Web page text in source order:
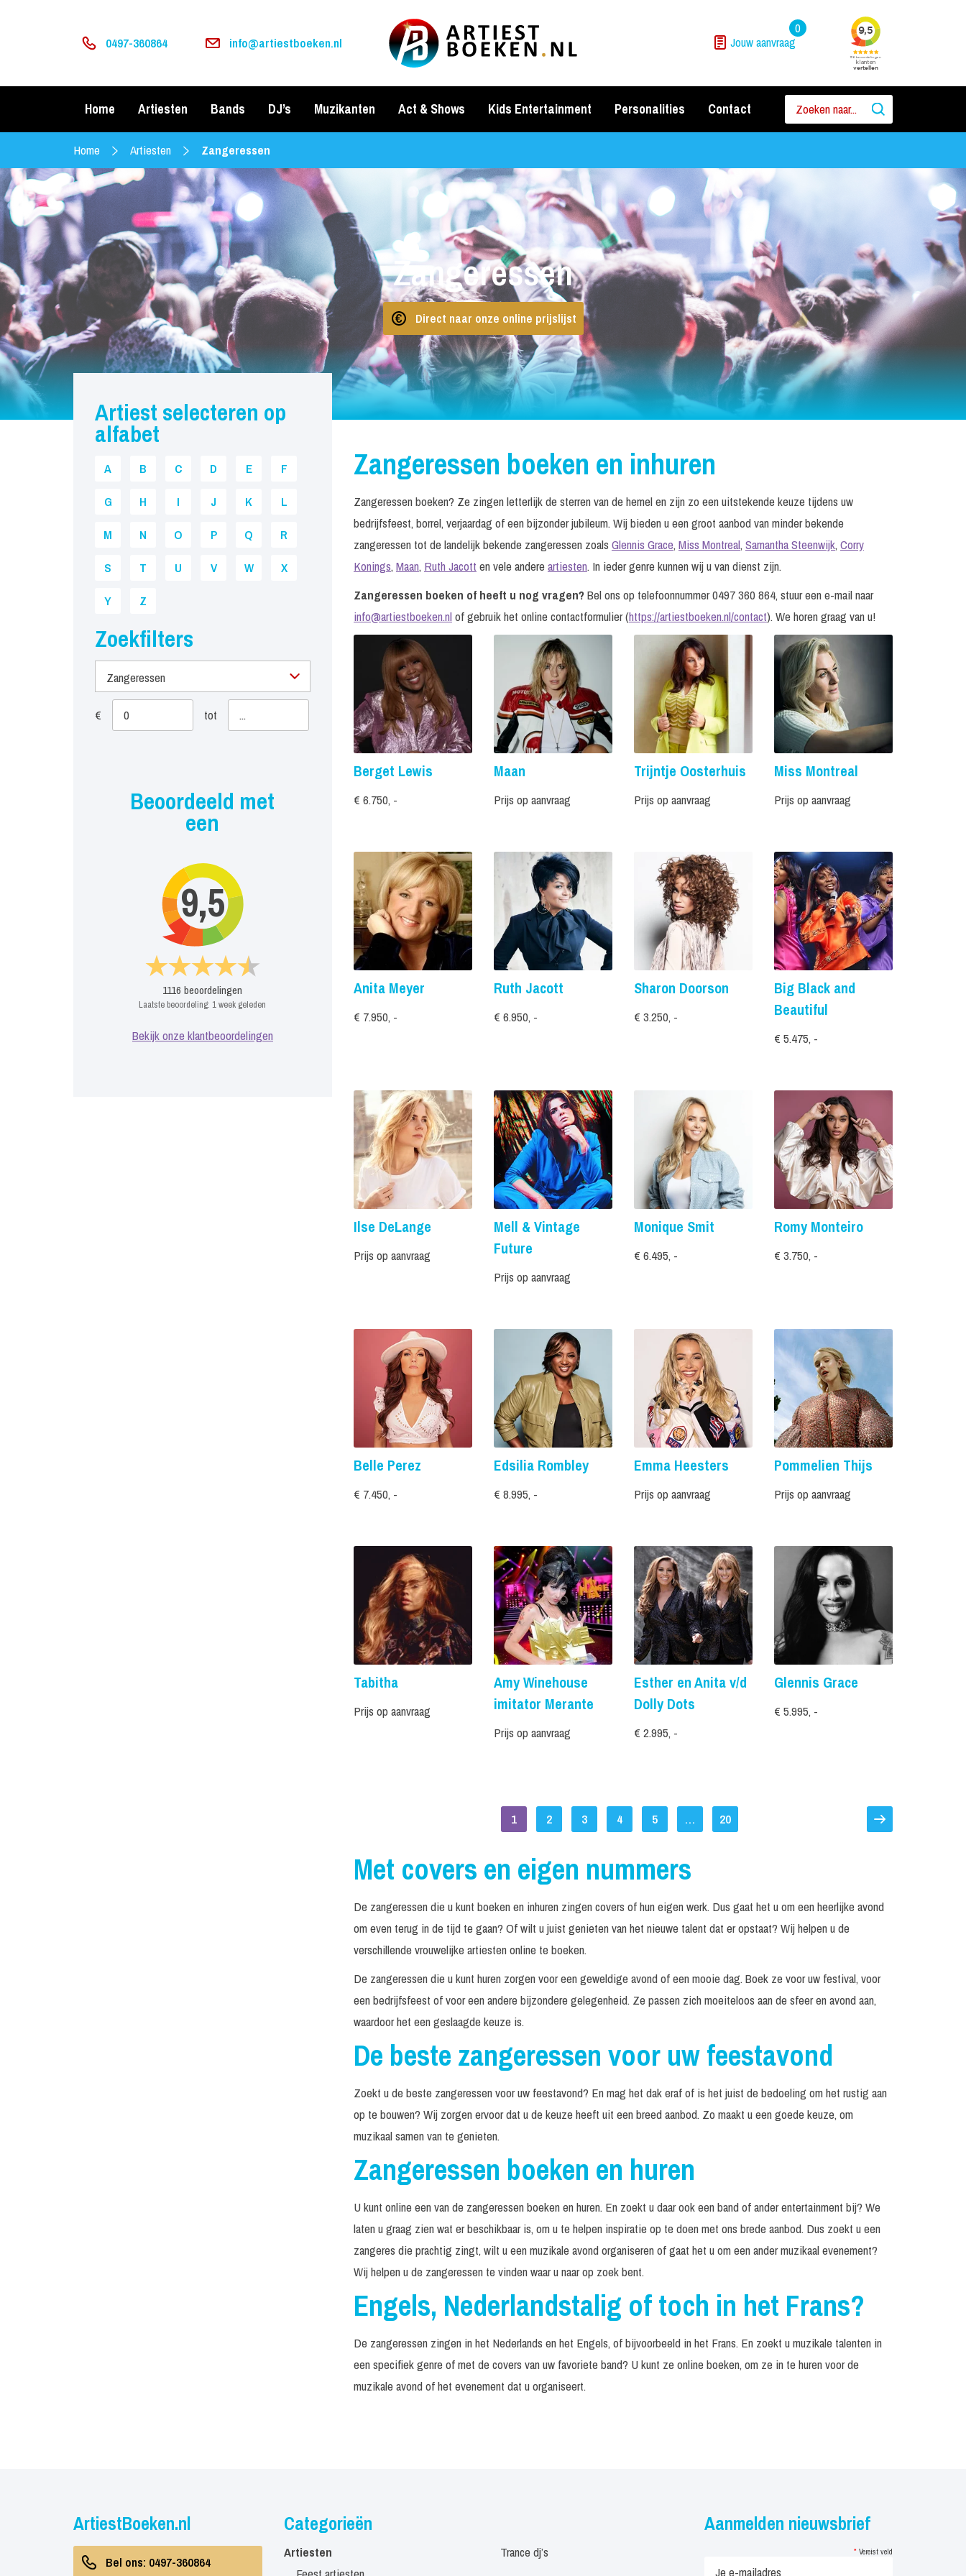
0497-360864 info@artiestboeken.nl Jouw aanvraag
0
Home Artiesten Bands DJ’s Muzikanten Act & Shows Kids Entertainment Personalities Contact
Home Artiesten Zangeressen
Zangeressen
Direct naar onze online prijslijst
Artiest selecteren op
alfabet
A B C D E
F
G
H I J K
L
M
N O P Q
R
S
T U V W
X
Y
Z
Zoekfilters
Zangeressen
€ tot
Beoordeeld met
een
9,5
1116 beoordelingen
Laatste beoordeling: 1 week geleden
Bekijk onze klantbeoordelingen
Zangeressen boeken en inhuren
Zangeressen boeken? Ze zingen letterlijk de sterren van de hemel en zijn zo een uitstekende keuze tijdens uw
bedrijfsfeest, borrel, verjaardag of een bijzonder jubileum. Wij bieden u een groot aanbod van minder bekende
zangeressen tot de landelijk bekende zangeressen zoals Glennis Grace,Miss Montreal,Samantha Steenwijk,Corry
Konings,Maan, Ruth Jacott en vele andereartiesten. In ieder genre kunnen wij u van dienst zijn.
Zangeressen boeken of heeft u nog vragen? Bel ons op telefoonnummer 0497 360 864, stuur een e-mail naar
info@artiestboeken.nlof gebruik het online contactformulier (https://artiestboeken.nl/contact). We horen graag van u!
Berget Lewis
€ 6.750, -
Maan
Prijs op aanvraag
Trijntje Oosterhuis
Prijs op aanvraag
Miss Montreal
Prijs op aanvraag
Anita Meyer
€ 7.950, -
Ruth Jacott
€ 6.950, -
Sharon Doorson
€ 3.250, -
Big Black and
Beautiful
€ 5.475, -
Ilse DeLange
Prijs op aanvraag
Mell & Vintage
Future
Prijs op aanvraag
Monique Smit
€ 6.495, -
Romy Monteiro
€ 3.750, -
Belle Perez
€ 7.450, -
Edsilia Rombley
€ 8.995, -
Emma Heesters
Prijs op aanvraag
Pommelien Thijs
Prijs op aanvraag
Tabitha
Prijs op aanvraag
Amy Winehouse
imitator Merante
Prijs op aanvraag
Esther en Anita v/d
Dolly Dots
€ 2.995, -
Glennis Grace
€ 5.995, -
1 2 3 4 5 … 20
Met covers en eigen nummers
De zangeressen die u kunt boeken en inhuren zingen covers of hun eigen werk. Dus gaat het u om een heerlijke avond
om even terug in de tijd te gaan? Of wilt u juist genieten van het nieuwe talent dat er opstaat? Wij helpen u de
verschillende vrouwelijke artiesten online te boeken.
De zangeressen die u kunt huren zorgen voor een geweldige avond of een mooie dag. Boek ze voor uw festival, voor
een bedrijfsfeest of voor een andere bijzondere gelegenheid. Ze passen zich moeiteloos aan de sfeer en avond aan,
waardoor het een geslaagde keuze is.
De beste zangeressen voor uw feestavond
Zoekt u de beste zangeressen voor uw feestavond? En mag het dak eraf of is het juist de bedoeling om het rustig aan
op te bouwen? Wij zorgen ervoor dat u de keuze heeft uit een breed aanbod. Zo maakt u een goede keuze, om
muzikaal samen van te genieten.
Zangeressen boeken en huren
U kunt online een van de zangeressen boeken en huren. En zoekt u daar ook een band of ander entertainment bij? We
laten u graag zien wat er beschikbaar is, om u te helpen inspiratie op te doen met ons brede aanbod. Dus zoekt u een
zangeres die prachtig zingt, wilt u een muzikale avond organiseren of gaat het u om een ander muzikaal evenement?
Wij helpen u de zangeressen te vinden waar u naar op zoek bent.
Engels, Nederlandstalig of toch in het Frans?
De zangeressen zingen in het Nederlands en het Engels, of bijvoorbeeld in het Frans. En zoekt u muzikale talenten in
een specifiek genre of met de covers van uw favoriete band? U kunt ze online boeken, om ze in te huren voor de
muzikale avond of het evenement dat u organiseert.
ArtiestBoeken.nl
Bel ons: 0497-360864
Categorieën
Artiesten
Trance dj’s
Aanmelden nieuwsbrief
* Vereist veld